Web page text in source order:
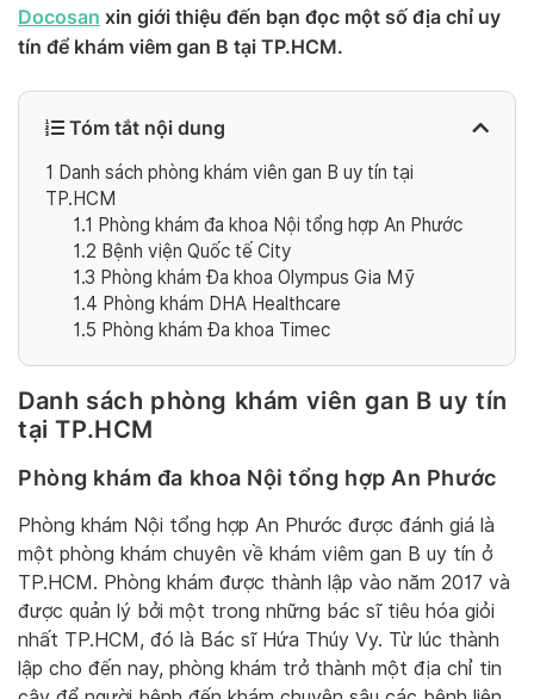
Docosan xin giới thiệu đến bạn đọc một số địa chỉ uy
tín để khám viêm gan B tại TP.HCM.
Tóm tắt nội dung
1 Danh sách phòng khám viên gan B uy tín tại
TP.HCM
1.1 Phòng khám đa khoa Nội tổng hợp An Phước
1.2 Bệnh viện Quốc tế City
1.3 Phòng khám Đa khoa Olympus Gia Mỹ
1.4 Phòng khám DHA Healthcare
1.5 Phòng khám Đa khoa Timec
Danh sách phòng khám viên gan B uy tín
tại TP.HCM
Phòng khám đa khoa Nội tổng hợp An Phước
Phòng khám Nội tổng hợp An Phước được đánh giá là
một phòng khám chuyên về khám viêm gan B uy tín ở
TP.HCM. Phòng khám được thành lập vào năm 2017 và
được quản lý bởi một trong những bác sĩ tiêu hóa giỏi
nhất TP.HCM, đó là Bác sĩ Hứa Thúy Vy. Từ lúc thành
lập cho đến nay, phòng khám trở thành một địa chỉ tin